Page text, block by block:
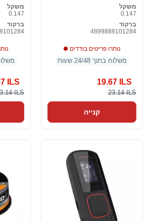
משקל
0.147
ברקוד
משלוח
ILS
ILS
משקל
0.147
ברקוד
4899888101284
נותרו פריטים בודדים
משלוח בתוך 24/48 שעות
19.67 ILS
23.14 ILS
קנייה